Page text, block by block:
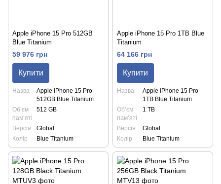
Apple iPhone 15 Pro 512GB
Blue Titanium
59 976 грн
Купити
Назва
Apple iPhone 15 Pro
512GB Blue Titanium
Обʼєм
памʼяті
512 GB
Версія
Global
Колір
Blue Titanium
Apple iPhone 15 Pro 1TB Blue
Titanium
64 166 грн
Купити
Назва
Apple iPhone 15 Pro
1TB Blue Titanium
Обʼєм
памʼяті
1 TB
Версія
Global
Колір
Blue Titanium